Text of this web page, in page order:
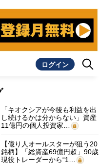
ログイン
「キオクシアが今後も利益を出
し続けるかは分からない」資産
11億円の個人投資家…
【億り人オールスターが狙う20
銘柄】「総資産69億円超」90歳
現役トレーダーから“1…